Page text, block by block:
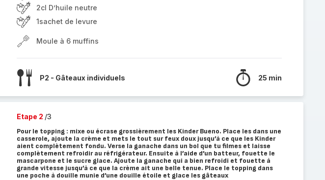
2cl D’huile neutre
1sachet de levure
Moule à 6 muffins
P2 - Gâteaux individuels 25 min
Etape 2 /3
Pour le topping : mixe ou écrase grossièrement les Kinder Bueno. Place les dans une
casserole, ajoute la crème et mets le tout sur feux doux jusqu’à ce que les Kinder
aient complètement fondu. Verse la ganache dans un bol que tu filmes et laisse
complètement refroidir au réfrigérateur. Ensuite à l’aide d’un batteur, fouette le
mascarpone et le sucre glace. Ajoute la ganache qui a bien refroidi et fouette à
grande vitesse jusqu’à ce que la crème ait une belle tenue. Place le topping dans
une poche à douille munie d’une douille étoile et glace les gâteaux